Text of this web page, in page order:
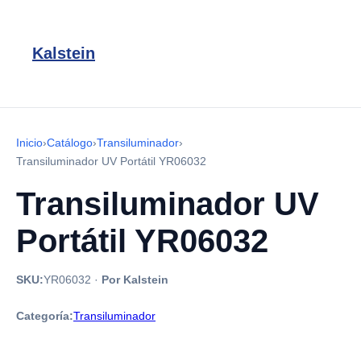
Kalstein
Inicio›Catálogo›Transiluminador›
Transiluminador UV Portátil YR06032
Transiluminador UV
Portátil YR06032
SKU:YR06032 · Por Kalstein
Categoría:Transiluminador